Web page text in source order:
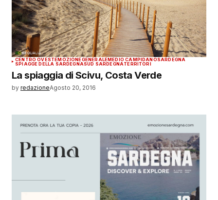
CENTRO OVESTEMOZIONEGENERALEMEDIO CAMPIDANOSARDEGNA
SPIAGGE DELLA SARDEGNASUD SARDEGNATERRITORI
La spiaggia di Scivu, Costa Verde
by redazioneAgosto 20, 2016